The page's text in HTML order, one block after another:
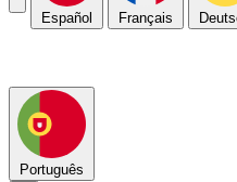
Español Français
Português